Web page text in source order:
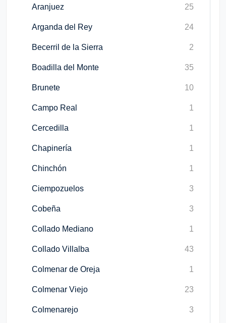
Aranjuez 25
Arganda del Rey 24
Becerril de la Sierra 2
Boadilla del Monte 35
Brunete 10
Campo Real 1
Cercedilla 1
Chapinería 1
Chinchón 1
Ciempozuelos 3
Cobeña 3
Collado Mediano 1
Collado Villalba 43
Colmenar de Oreja 1
Colmenar Viejo 23
Colmenarejo 3